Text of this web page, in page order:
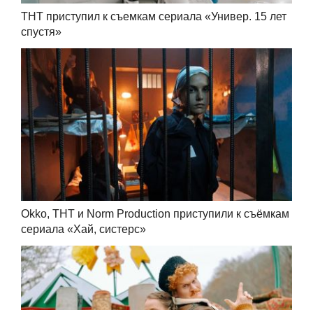
ТНТ приступил к съемкам сериала «Универ. 15 лет
спустя»
Okko, ТНТ и Norm Production приступили к съёмкам
сериала «Хай, систерс»